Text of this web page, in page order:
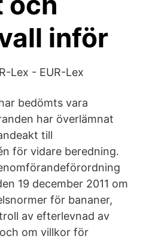
inför
Lex - EUR-Lex
bedömts vara
har överlämnat
till
för vidare beredning.
19 december 2011 om
för bananer,
av efterlevnad av
om villkor för